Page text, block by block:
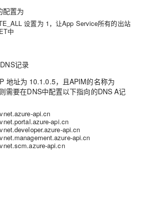
配置为
设置为 1，让App Service所有的出站
中
记录
地址为 10.1.0.5，且APIM的名称为
需要在DNS中配置以下指向的DNS A记
api.cn
api.cn
api.cn
api.cn
api.cn